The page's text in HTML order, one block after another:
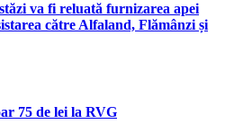
va fi reluată furnizarea apei
către Alfaland, Flămânzi și
75 de lei la RVG